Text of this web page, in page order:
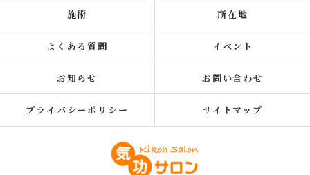
施術 所在地
よくある質問 イベント
お知らせ お問い合わせ
プライバシーポリシー サイトマップ